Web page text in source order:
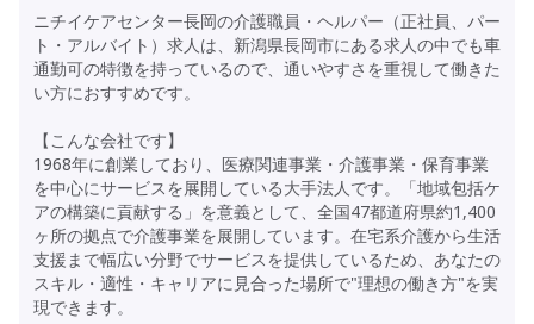
ニチイケアセンター長岡の介護職員・ヘルパー（正社員、パー
ト・アルバイト）求人は、新潟県長岡市にある求人の中でも車
通勤可の特徴を持っているので、通いやすさを重視して働きた
い方におすすめです。
【こんな会社です】
1968年に創業しており、医療関連事業・介護事業・保育事業
を中心にサービスを展開している大手法人です。「地域包括ケ
アの構築に貢献する」を意義として、全国47都道府県約1,400
ヶ所の拠点で介護事業を展開しています。在宅系介護から生活
支援まで幅広い分野でサービスを提供しているため、あなたの
スキル・適性・キャリアに見合った場所で"理想の働き方"を実
現できます。